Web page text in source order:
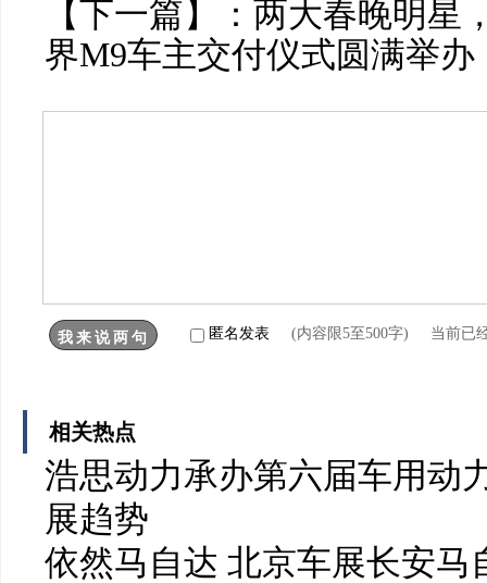
【下一篇】： 两大春晚明星
界M9车主交付仪式圆满举办
匿名发表 (内容限5至500字) 当前已
相关热点
浩思动力承办第六届车用动
展趋势
依然马自达 北京车展长安